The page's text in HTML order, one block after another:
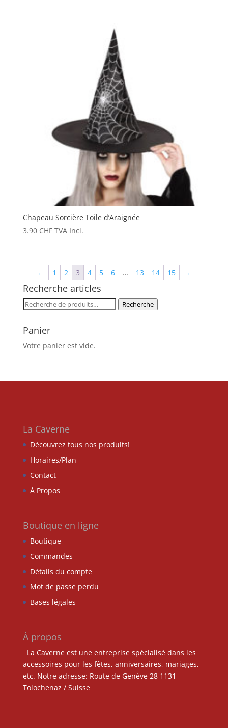
Chapeau Sorcière Toile d’Araignée
3.90 CHF TVA Incl.
← 1 2 3 4 5 6 … 13 14 15 →
Recherche articles
Recherche
Recherche
Panier
Votre panier est vide.
La Caverne
Découvrez tous nos produits!
Horaires/Plan
Contact
À Propos
Boutique en ligne
Boutique
Commandes
Détails du compte
Mot de passe perdu
Bases légales
À propos
La Caverne est une entreprise spécialisé dans les
accessoires pour les fêtes, anniversaires, mariages,
etc. Notre adresse: Route de Genève 28 1131
Tolochenaz / Suisse